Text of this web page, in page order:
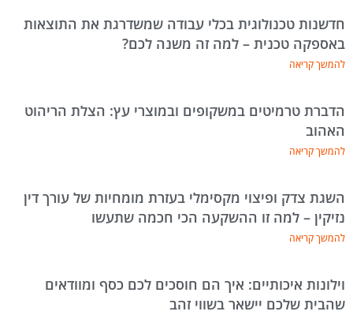
חדשנות טכנולוגית בכלי עבודה שמשדרגת את התוצאות
באספקה טכנית – למה זה משנה לכם?
להמשך קריאה
הדברת טרמיטים במשקופים ובמוצרי עץ: הצלת הריהוט
האהוב
להמשך קריאה
השגת צדק ופיצוי מקסימלי בעזרת מומחיות של עורך דין
נזיקין – למה זו ההשקעה הכי חכמה שתעשו
להמשך קריאה
וילונות איכותיים: איך הם חוסכים לכם כסף ומוודאים
שהבית שלכם יישאר בשווי זהב